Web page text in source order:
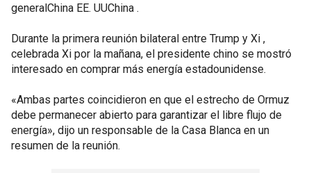
generalChina EE. UUChina .
Durante la primera reunión bilateral entre Trump y Xi ,
celebrada Xi por la mañana, el presidente chino se mostró
interesado en comprar más energía estadounidense.
«Ambas partes coincidieron en que el estrecho de Ormuz
debe permanecer abierto para garantizar el libre flujo de
energía», dijo un responsable de la Casa Blanca en un
resumen de la reunión.